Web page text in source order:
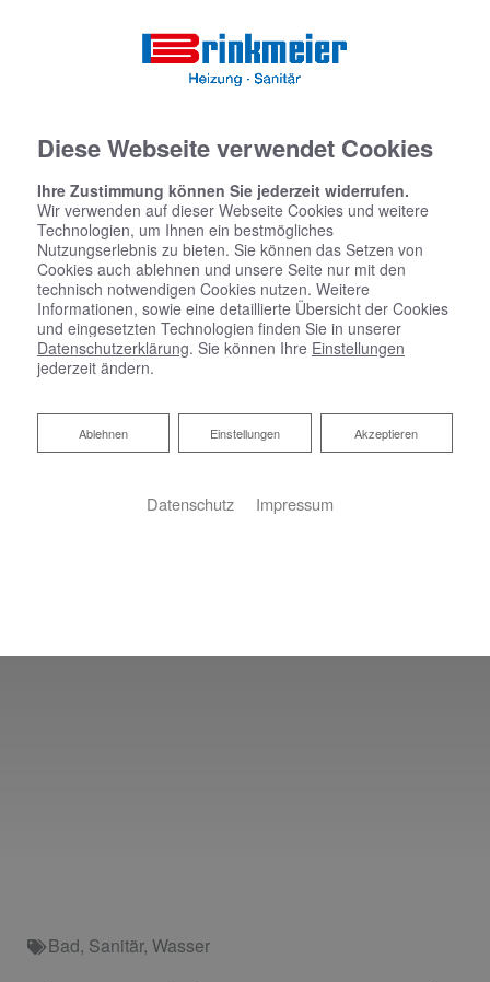
Bad, Sanitär, Wasser
Diese Webseite verwendet Cookies
Ihre Zustimmung können Sie jederzeit widerrufen.
Wir verwenden auf dieser Webseite Cookies und weitere
Technologien, um Ihnen ein bestmögliches
Nutzungserlebnis zu bieten. Sie können das Setzen von
Cookies auch ablehnen und unsere Seite nur mit den
technisch notwendigen Cookies nutzen. Weitere
Informationen, sowie eine detaillierte Übersicht der Cookies
und eingesetzten Technologien finden Sie in unserer
Datenschutzerklärung. Sie können Ihre Einstellungen
jederzeit ändern.
Akzeptieren
Einstellungen
Ablehnen
Ablehnen
Datenschutz Impressum